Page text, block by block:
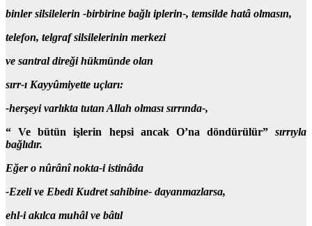
binler silsilelerin -birbirine bağlı iplerin-, temsilde hatâ olmasın,
telefon, telgraf silsilelerinin merkezi
ve santral direği hükmünde olan
sırr-ı Kayyûmiyette uçları:
-herşeyi varlıkta tutan Allah olması sırrında-,
“ Ve bütün işlerin hepsi ancak O’na döndürülür”sırrıyla
bağlıdır.
Eğer o nûrânî nokta-i istinâda
-Ezeli ve Ebedi Kudret sahibine- dayanmazlarsa,
ehl-i akılca muhâl ve bâtıl